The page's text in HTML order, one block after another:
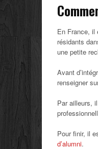
En France, il
résidants
une petite
Avant
renseigner
Par ailleurs,
Pour finir, il
d’alumni.